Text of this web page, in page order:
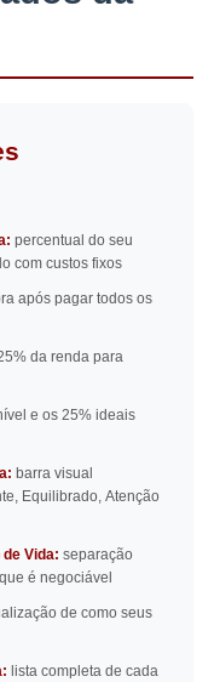
percentual do seu
com custos fixos
após pagar todos os
da renda para
e os 25% ideais
barra visual
Equilibrado, Atenção
Vida: separação
é negociável
de como seus
lista completa de cada